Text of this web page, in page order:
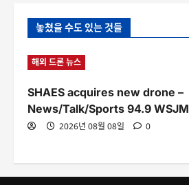
놓쳤을 수도 있는 것들
해외 드론 뉴스
SHAES acquires new drone –
News/Talk/Sports 94.9 WSJM
2026년 08월 08일 0